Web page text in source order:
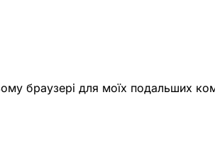
браузері для моїх подальших